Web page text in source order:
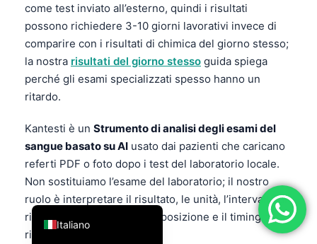
come test inviato all’esterno, quindi i risultati
possono richiedere 3-10 giorni lavorativi invece di
comparire con i risultati di chimica del giorno stesso;
la nostra risultati del giorno stesso guida spiega
perché gli esami specializzati spesso hanno un
ritardo.
Kantesti è un Strumento di analisi degli esami del
sangue basato su AI usato dai pazienti che caricano
referti PDF o foto dopo i test del laboratorio locale.
Non sostituiamo l’esame del laboratorio; il nostro
ruolo è interpretare il risultato, le unità, l’intervallo di
riferimento, la storia dell’esposizione e il timing del
riesame in un’unica vista.
Italiano
English
Deutsch
العربية
Français
Español
Português
Ελληνικά
Türkçe